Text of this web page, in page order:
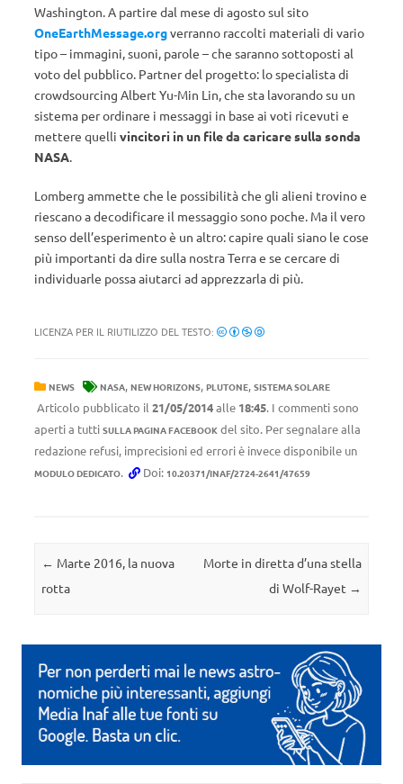
Washington. A partire dal mese di agosto sul sito
OneEarthMessage.orgverranno raccolti materiali di vario
tipo – immagini, suoni, parole – che saranno sottoposti al
voto del pubblico. Partner del progetto: lo specialista di
crowdsourcing Albert Yu-Min Lin, che sta lavorando su un
sistema per ordinare i messaggi in base ai voti ricevuti e
mettere quelli vincitori in un file da caricare sulla sonda
NASA.
Lomberg ammette che le possibilità che gli alieni trovino e
riescano a decodificare il messaggio sono poche. Ma il vero
senso dell’esperimento è un altro: capire quali siano le cose
più importanti da dire sulla nostra Terra e se cercare di
individuarle possa aiutarci ad apprezzarla di più.
LICENZA PER IL RIUTILIZZO DEL TESTO:
NEWS NASA, NEW HORIZONS, PLUTONE, SISTEMA SOLARE
Articolo pubblicato il 21/05/2014alle 18:45. I commenti sono
aperti a tutti SULLA PAGINA FACEBOOK del sito. Per segnalare alla
redazione refusi, imprecisioni ed errori è invece disponibile un
MODULO DEDICATO. Doi: 10.20371/INAF/2724-2641/47659
Navigazione articolo
← Marte 2016, la nuova
rotta
Morte in diretta d’una stella
di Wolf-Rayet →